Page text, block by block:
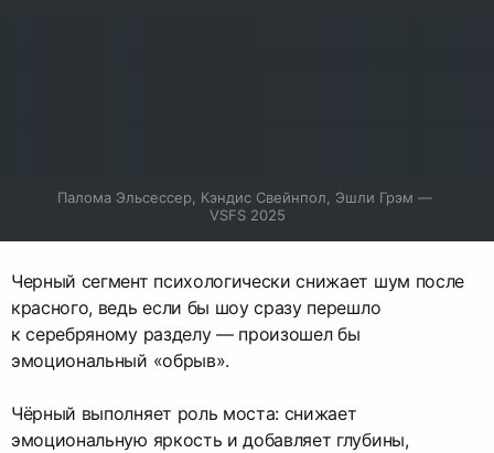
Палома Эльсессер, Кэндис Свейнпол, Эшли Грэм —
VSFS 2025
Черный сегмент психологически снижает шум после
красного, ведь если бы шоу сразу перешло
к серебряному разделу — произошел бы
эмоциональный «обрыв».
Чёрный выполняет роль моста: снижает
эмоциональную яркость и добавляет глубины,